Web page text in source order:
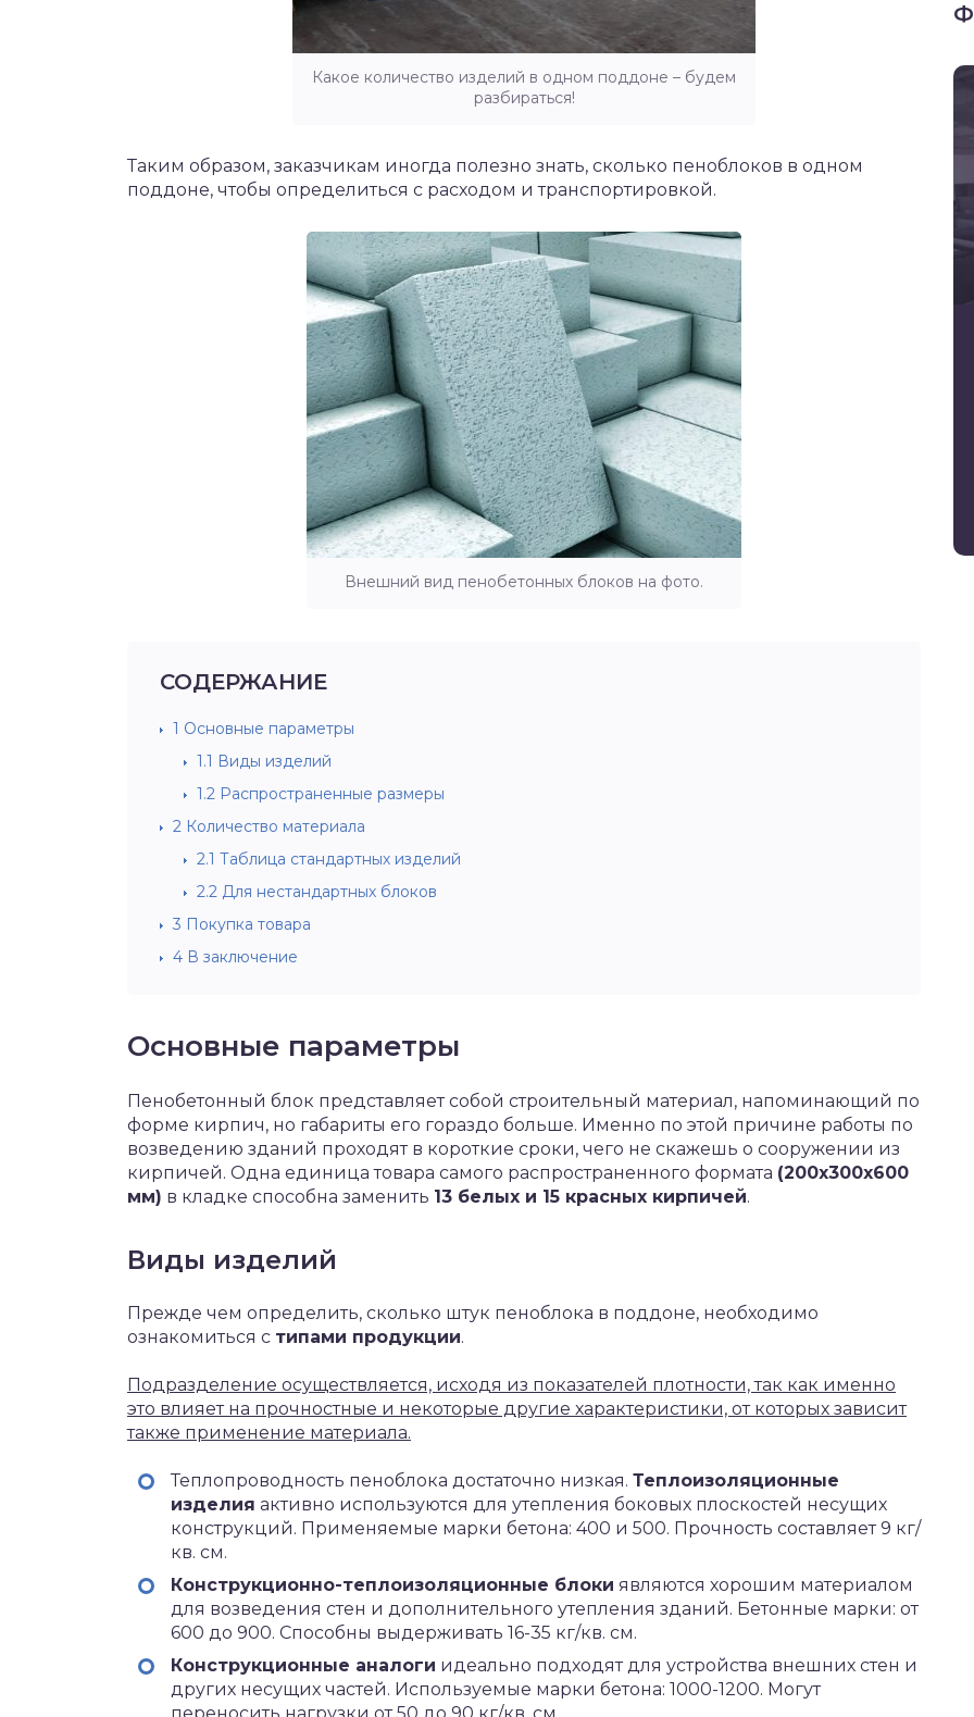
Какое количество изделий в одном поддоне – будем
разбираться!
Таким образом, заказчикам иногда полезно знать, сколько пеноблоков в одном
поддоне, чтобы определиться с расходом и транспортировкой.
Внешний вид пенобетонных блоков на фото.
СОДЕРЖАНИЕ
1 Основные параметры
1.1 Виды изделий
1.2 Распространенные размеры
2 Количество материала
2.1 Таблица стандартных изделий
2.2 Для нестандартных блоков
3 Покупка товара
4 В заключение
Основные параметры
Пенобетонный блок представляет собой строительный материал, напоминающий по
форме кирпич, но габариты его гораздо больше. Именно по этой причине работы по
возведению зданий проходят в короткие сроки, чего не скажешь о сооружении из
кирпичей. Одна единица товара самого распространенного формата (200x300x600
мм) в кладке способна заменить 13 белых и 15 красных кирпичей.
Виды изделий
Прежде чем определить, сколько штук пеноблока в поддоне, необходимо
ознакомиться с типами продукции.
Подразделение осуществляется, исходя из показателей плотности, так как именно
это влияет на прочностные и некоторые другие характеристики, от которых зависит
также применение материала.
Теплопроводность пеноблока достаточно низкая. Теплоизоляционные
изделия активно используются для утепления боковых плоскостей несущих
конструкций. Применяемые марки бетона: 400 и 500. Прочность составляет 9 кг/
кв. см.
Конструкционно-теплоизоляционные блоки являются хорошим материалом
для возведения стен и дополнительного утепления зданий. Бетонные марки: от
600 до 900. Способны выдерживать 16-35 кг/кв. см.
Конструкционные аналоги идеально подходят для устройства внешних стен и
других несущих частей. Используемые марки бетона: 1000-1200. Могут